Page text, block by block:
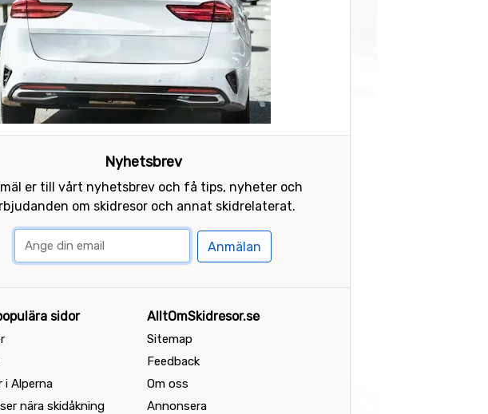
Nyhetsbrev
er till vårt nyhetsbrev och få tips, nyheter och
om skidresor och annat skidrelaterat.
Anmälan
sidor
i Alperna
nära skidåkning
AlltOmSkidresor.se
Sitemap
Feedback
Om oss
Annonsera